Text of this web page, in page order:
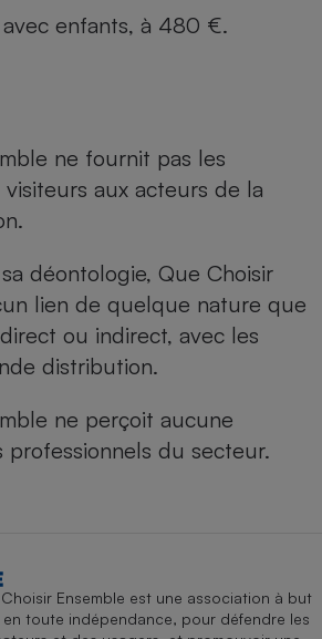
enfants, à 480 €.
ne fournit pas les
aux acteurs de la
déontologie, Que Choisir
lien de quelque nature que
ou indirect, avec les
distribution.
ne perçoit aucune
professionnels du secteur.
Ensemble est une association à but
toute indépendance, pour défendre les